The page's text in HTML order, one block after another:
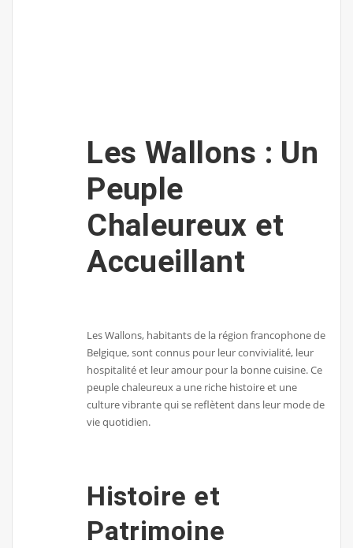
Les Wallons : Un
Peuple
Chaleureux et
Accueillant
Les Wallons, habitants de la région francophone de
Belgique, sont connus pour leur convivialité, leur
hospitalité et leur amour pour la bonne cuisine. Ce
peuple chaleureux a une riche histoire et une
culture vibrante qui se reflètent dans leur mode de
vie quotidien.
Histoire et
Patrimoine